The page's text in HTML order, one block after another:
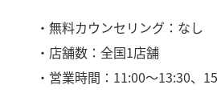
・無料カウンセリング：なし
・店舗数：全国1店舗
・営業時間：11:00〜13:30、